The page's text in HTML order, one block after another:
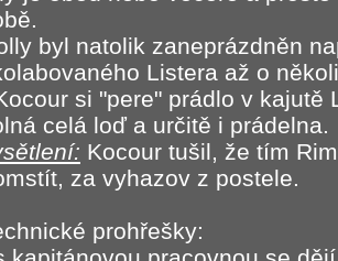
byl natolik zaneprázdněn
Listera až o
si "pere" prádlo v kajutě
celá loď a určitě i prádelna.
Kocour tušil, že tím
za vyhazov z postele.
prohřešky: